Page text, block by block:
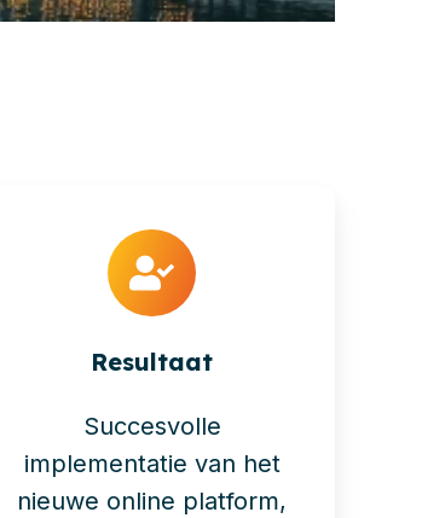
Resultaat
Succesvolle
implementatie van het
nieuwe online platform,